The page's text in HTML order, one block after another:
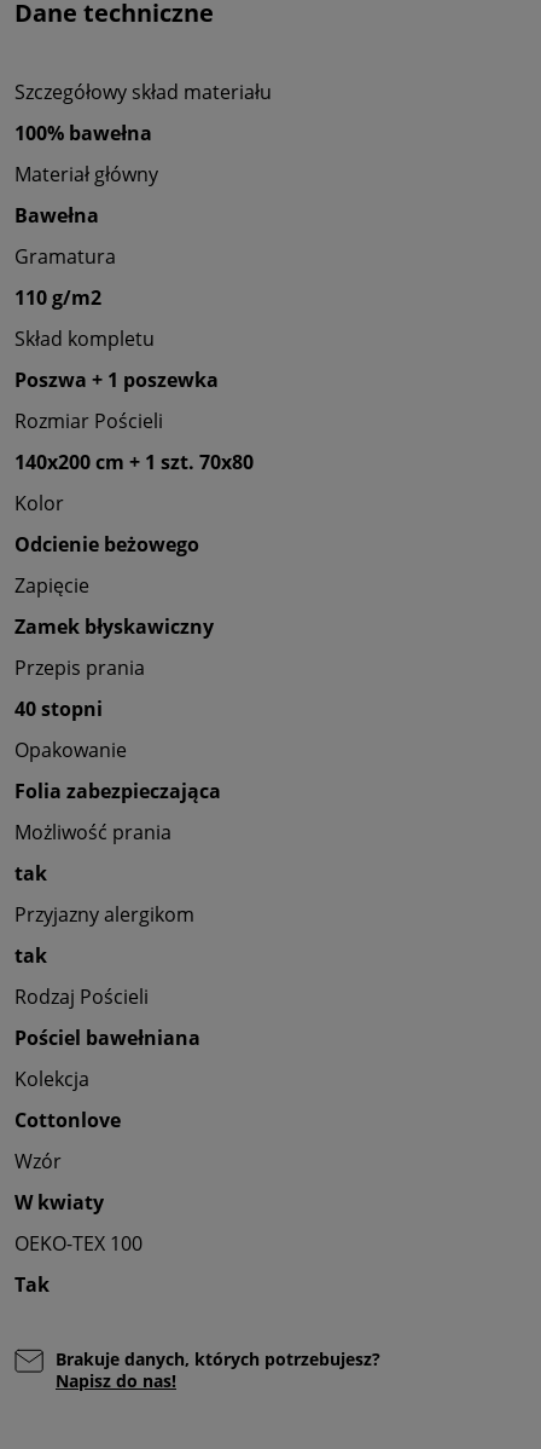
Dane techniczne
Szczegółowy skład materiału
100% bawełna
Materiał główny
Bawełna
Gramatura
110 g/m2
Skład kompletu
Poszwa + 1 poszewka
Rozmiar Pościeli
140x200 cm + 1 szt. 70x80
Kolor
Odcienie beżowego
Zapięcie
Zamek błyskawiczny
Przepis prania
40 stopni
Opakowanie
Folia zabezpieczająca
Możliwość prania
tak
Przyjazny alergikom
tak
Rodzaj Pościeli
Pościel bawełniana
Kolekcja
Cottonlove
Wzór
W kwiaty
OEKO-TEX 100
Tak
Brakuje danych, których potrzebujesz?
Napisz do nas!